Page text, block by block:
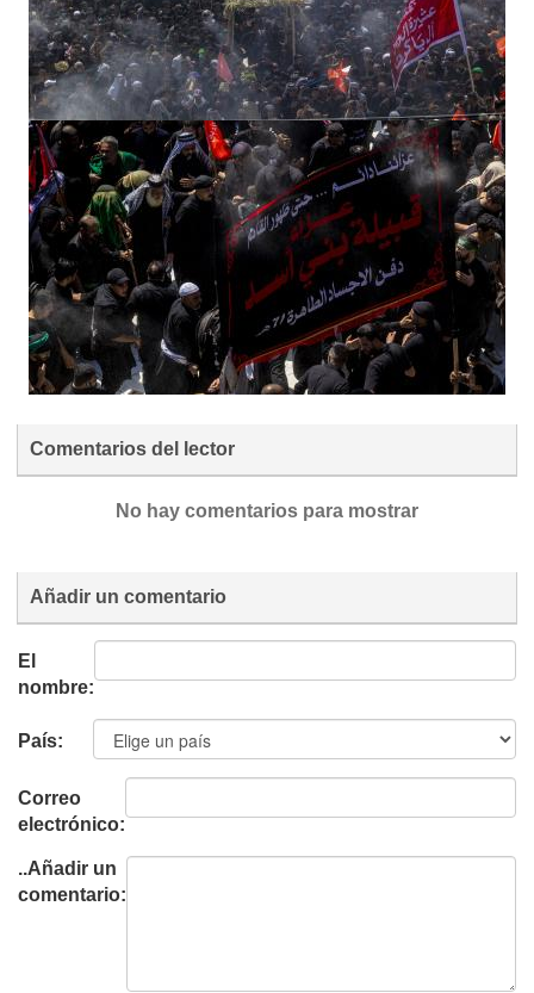
Comentarios del lector
No hay comentarios para mostrar
Añadir un comentario
El
nombre:
País:
Correo
electrónico:
..Añadir un
comentario: